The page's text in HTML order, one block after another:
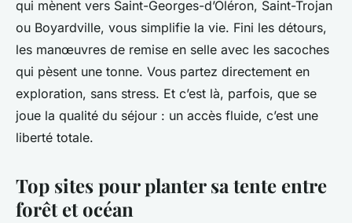
qui mènent vers Saint-Georges-d’Oléron, Saint-Trojan
ou Boyardville, vous simplifie la vie. Fini les détours,
les manœuvres de remise en selle avec les sacoches
qui pèsent une tonne. Vous partez directement en
exploration, sans stress. Et c’est là, parfois, que se
joue la qualité du séjour : un accès fluide, c’est une
liberté totale.
Top sites pour planter sa tente entre
forêt et océan